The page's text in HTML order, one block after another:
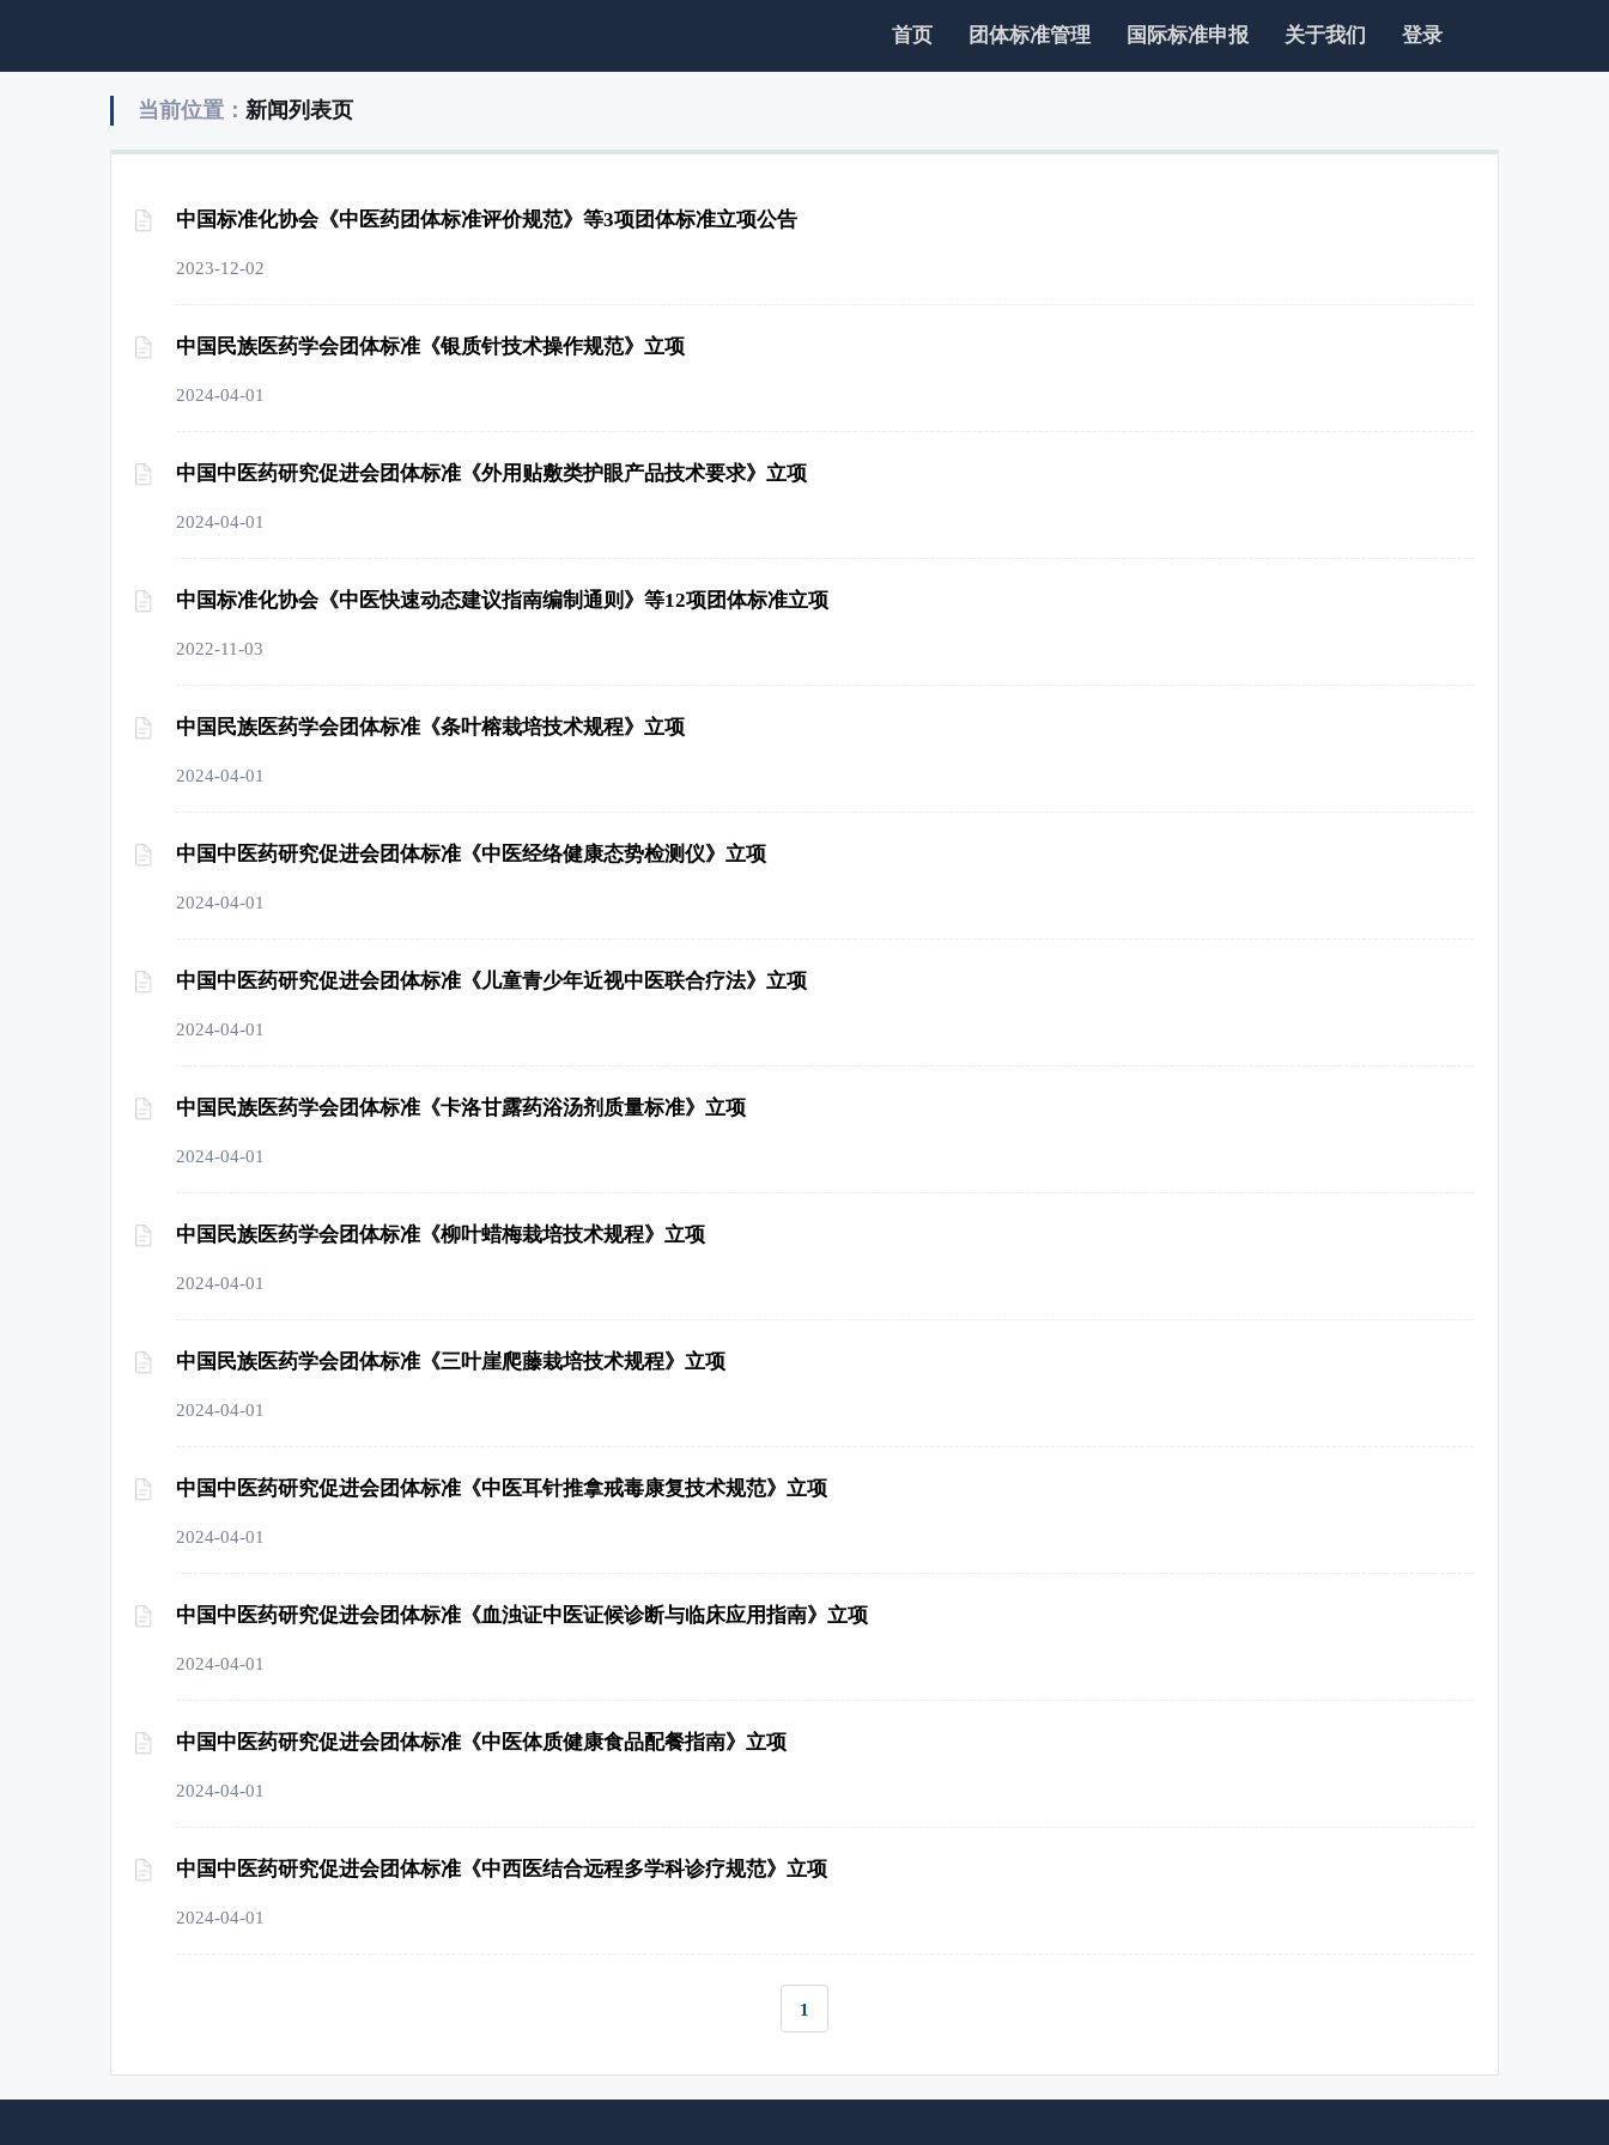
首页 团体标准管理 国际标准申报 关于我们 登录
当前位置： 新闻列表页
中国标准化协会《中医药团体标准评价规范》等3项团体标准立项公告
2023-12-02
中国民族医药学会团体标准《银质针技术操作规范》立项
2024-04-01
中国中医药研究促进会团体标准《外用贴敷类护眼产品技术要求》立项
2024-04-01
中国标准化协会《中医快速动态建议指南编制通则》等12项团体标准立项
2022-11-03
中国民族医药学会团体标准《条叶榕栽培技术规程》立项
2024-04-01
中国中医药研究促进会团体标准《中医经络健康态势检测仪》立项
2024-04-01
中国中医药研究促进会团体标准《儿童青少年近视中医联合疗法》立项
2024-04-01
中国民族医药学会团体标准《卡洛甘露药浴汤剂质量标准》立项
2024-04-01
中国民族医药学会团体标准《柳叶蜡梅栽培技术规程》立项
2024-04-01
中国民族医药学会团体标准《三叶崖爬藤栽培技术规程》立项
2024-04-01
中国中医药研究促进会团体标准《中医耳针推拿戒毒康复技术规范》立项
2024-04-01
中国中医药研究促进会团体标准《血浊证中医证候诊断与临床应用指南》立项
2024-04-01
中国中医药研究促进会团体标准《中医体质健康食品配餐指南》立项
2024-04-01
中国中医药研究促进会团体标准《中西医结合远程多学科诊疗规范》立项
2024-04-01
1